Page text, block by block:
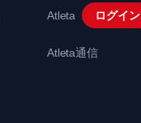
Atleta ログイン
Atleta通信